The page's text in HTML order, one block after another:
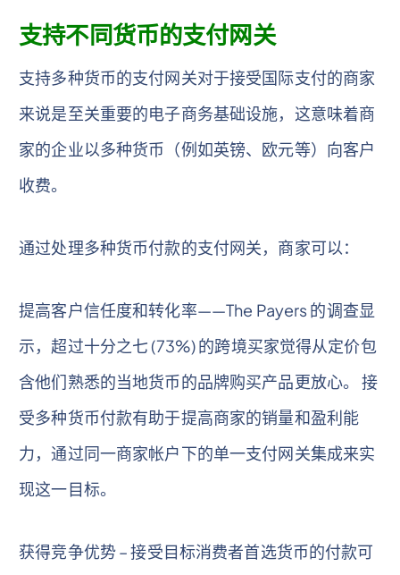
支持不同货币的支付网关
支持多种货币的支付网关对于接受国际支付的商家
来说是至关重要的电子商务基础设施，这意味着商
家的企业以多种货币（例如英镑、欧元等）向客户
收费。
通过处理多种货币付款的支付网关，商家可以：
提高客户信任度和转化率——The Payers 的调查显
示，超过十分之七 (73%) 的跨境买家觉得从定价包
含他们熟悉的当地货币的品牌购买产品更放心。 接
受多种货币付款有助于提高商家的销量和盈利能
力，通过同一商家帐户下的单一支付网关集成来实
现这一目标。
获得竞争优势 – 接受目标消费者首选货币的付款可